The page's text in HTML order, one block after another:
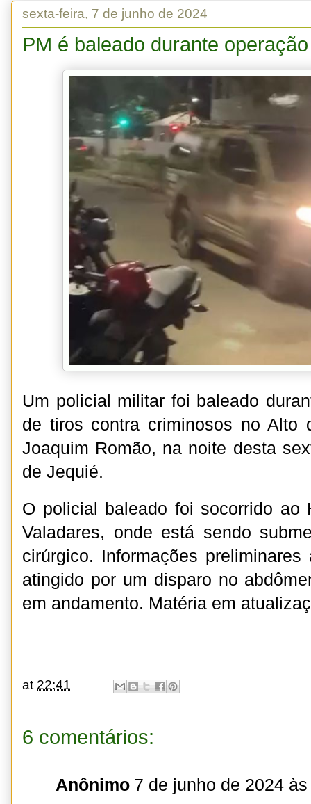
sexta-feira, 7 de junho de 2024
PM é baleado durante
Um policial militar foi baleado
de tiros contra criminosos no Alto
Joaquim Romão, na noite desta
de Jequié.
O policial baleado foi socorrido ao
Valadares, onde está sendo
cirúrgico. Informações
atingido por um disparo no
em andamento. Matéria em
at 22:41
6 comentários:
Anônimo 7 de junho de 2024